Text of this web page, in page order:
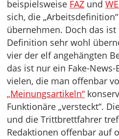
beispielsweise FAZ und
sich, die
übernehmen. Doch das
Definition sehr wohl
vier der elf angehängten
das ist nur ein Fake-
vielen, die man offenbar
„Meinungsartikeln“
Funktionäre „versteckt“.
und die Trittbrettfahrer
Redaktionen offenbar auf